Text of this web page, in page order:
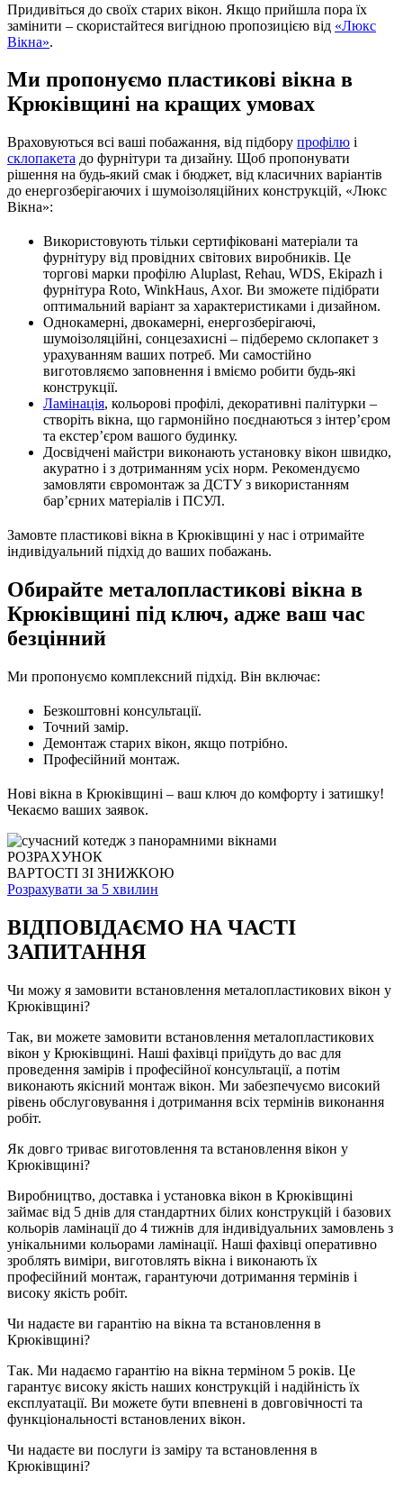
Придивіться до своїх старих вікон. Якщо прийшла пора їх
замінити – скористайтеся вигідною пропозицією від «Люкс
Вікна».
Ми пропонуємо пластикові вікна в
Крюківщині на кращих умовах
Враховуються всі ваші побажання, від підбору профілю і
склопакета до фурнітури та дизайну. Щоб пропонувати
рішення на будь-який смак і бюджет, від класичних варіантів
до енергозберігаючих і шумоізоляційних конструкцій, «Люкс
Вікна»:
Використовують тільки сертифіковані матеріали та
фурнітуру від провідних світових виробників. Це
торгові марки профілю Aluplast, Rehau, WDS, Ekipazh і
фурнітура Roto, WinkHaus, Axor. Ви зможете підібрати
оптимальний варіант за характеристиками і дизайном.
Однокамерні, двокамерні, енергозберігаючі,
шумоізоляційні, сонцезахисні – підберемо склопакет з
урахуванням ваших потреб. Ми самостійно
виготовляємо заповнення і вміємо робити будь-які
конструкції.
Ламінація, кольорові профілі, декоративні палітурки –
створіть вікна, що гармонійно поєднаються з інтер’єром
та екстер’єром вашого будинку.
Досвідчені майстри виконають установку вікон швидко,
акуратно і з дотриманням усіх норм. Рекомендуємо
замовляти євромонтаж за ДСТУ з використанням
бар’єрних матеріалів і ПСУЛ.
Замовте пластикові вікна в Крюківщині у нас і отримайте
індивідуальний підхід до ваших побажань.
Обирайте металопластикові вікна в
Крюківщині під ключ, адже ваш час
безцінний
Ми пропонуємо комплексний підхід. Він включає:
Безкоштовні консультації.
Точний замір.
Демонтаж старих вікон, якщо потрібно.
Професійний монтаж.
Нові вікна в Крюківщині – ваш ключ до комфорту і затишку!
Чекаємо ваших заявок.
РОЗРАХУНОК
ВАРТОСТІ ЗІ ЗНИЖКОЮ
Розрахувати за 5 хвилин
ВІДПОВІДАЄМО НА ЧАСТІ
ЗАПИТАННЯ
Чи можу я замовити встановлення металопластикових вікон у
Крюківщині?
Так, ви можете замовити встановлення металопластикових
вікон у Крюківщині. Наші фахівці приїдуть до вас для
проведення замірів і професійної консультації, а потім
виконають якісний монтаж вікон. Ми забезпечуємо високий
рівень обслуговування і дотримання всіх термінів виконання
робіт.
Як довго триває виготовлення та встановлення вікон у
Крюківщині?
Виробництво, доставка і установка вікон в Крюківщині
займає від 5 днів для стандартних білих конструкцій і базових
кольорів ламінації до 4 тижнів для індивідуальних замовлень з
унікальними кольорами ламінації. Наші фахівці оперативно
зроблять виміри, виготовлять вікна і виконають їх
професійний монтаж, гарантуючи дотримання термінів і
високу якість робіт.
Чи надаєте ви гарантію на вікна та встановлення в
Крюківщині?
Так. Ми надаємо гарантію на вікна терміном 5 років. Це
гарантує високу якість наших конструкцій і надійність їх
експлуатації. Ви можете бути впевнені в довговічності та
функціональності встановлених вікон.
Чи надаєте ви послуги із заміру та встановлення в
Крюківщині?